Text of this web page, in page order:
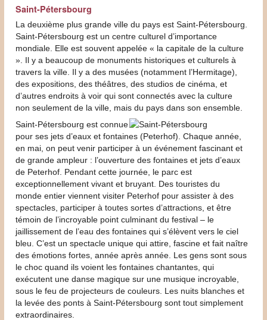
Saint-Pétersbourg
La deuxième plus grande ville du pays est Saint-Pétersbourg.
Saint-Pétersbourg est un centre culturel d’importance
mondiale. Elle est souvent appelée « la capitale de la culture
». Il y a beaucoup de monuments historiques et culturels à
travers la ville. Il y a des musées (notamment l’Hermitage),
des expositions, des théâtres, des studios de cinéma, et
d’autres endroits à voir qui sont connectés avec la culture
non seulement de la ville, mais du pays dans son ensemble.
Saint-Pétersbourg est connue
pour ses jets d’eaux et fontaines (Peterhof). Chaque année,
en mai, on peut venir participer à un événement fascinant et
de grande ampleur : l’ouverture des fontaines et jets d’eaux
de Peterhof. Pendant cette journée, le parc est
exceptionnellement vivant et bruyant. Des touristes du
monde entier viennent visiter Peterhof pour assister à des
spectacles, participer à toutes sortes d’attractions, et être
témoin de l’incroyable point culminant du festival – le
jaillissement de l’eau des fontaines qui s’élèvent vers le ciel
bleu. C’est un spectacle unique qui attire, fascine et fait naître
des émotions fortes, année après année. Les gens sont sous
le choc quand ils voient les fontaines chantantes, qui
exécutent une danse magique sur une musique incroyable,
sous le feu de projecteurs de couleurs. Les nuits blanches et
la levée des ponts à Saint-Pétersbourg sont tout simplement
extraordinaires.